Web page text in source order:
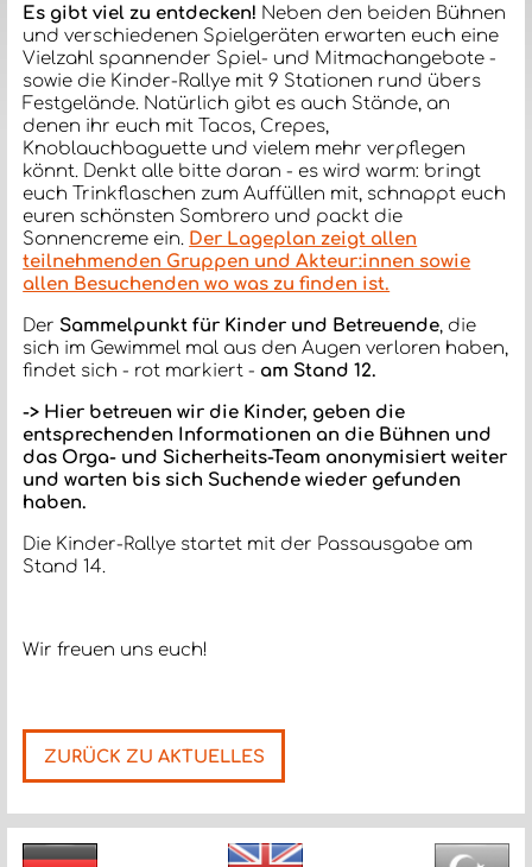
Es gibt viel zu entdecken! Neben den beiden Bühnen
und verschiedenen Spielgeräten erwarten euch eine
Vielzahl spannender Spiel- und Mitmachangebote -
sowie die Kinder-Rallye mit 9 Stationen rund übers
Festgelände. Natürlich gibt es auch Stände, an
denen ihr euch mit Tacos, Crepes,
Knoblauchbaguette und vielem mehr verpflegen
könnt. Denkt alle bitte daran - es wird warm: bringt
euch Trinkflaschen zum Auffüllen mit, schnappt euch
euren schönsten Sombrero und packt die
Sonnencreme ein. Der Lageplan zeigt allen
teilnehmenden Gruppen und Akteur:innen sowie
allen Besuchenden wo was zu finden ist.
Der Sammelpunkt für Kinder und Betreuende, die
sich im Gewimmel mal aus den Augen verloren haben,
findet sich - rot markiert - am Stand 12.
-> Hier betreuen wir die Kinder, geben die
entsprechenden Informationen an die Bühnen und
das Orga- und Sicherheits-Team anonymisiert weiter
und warten bis sich Suchende wieder gefunden
haben.
Die Kinder-Rallye startet mit der Passausgabe am
Stand 14.
Wir freuen uns euch!
ZURÜCK ZU AKTUELLES
Nächste